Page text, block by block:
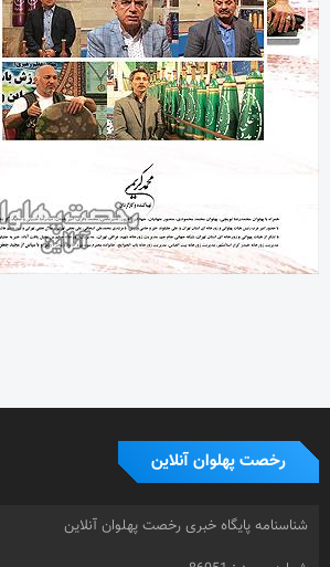
رخصت پهلوان آنلاین
شناسنامه پایگاه خبری رخصت پهلوان آنلاین